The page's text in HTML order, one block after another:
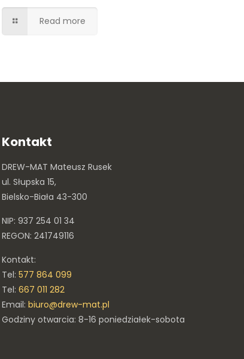
Read more
Kontakt
DREW-MAT Mateusz Rusek
ul. Słupska 15,
Bielsko-Biała 43-300
NIP: 937 254 01 34
REGON: 241749116
Kontakt:
Tel: 577 864 099
Tel: 667 011 282
Email: biuro@drew-mat.pl
Godziny otwarcia: 8-16 poniedziałek-sobota